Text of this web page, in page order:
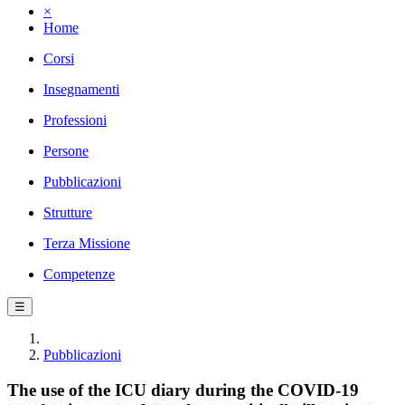
×
Home
Corsi
Insegnamenti
Professioni
Persone
Pubblicazioni
Strutture
Terza Missione
Competenze
☰
Pubblicazioni
The use of the ICU diary during the COVID-19